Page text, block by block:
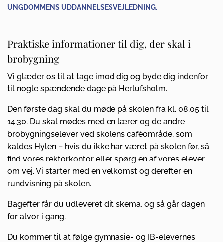
UNGDOMMENS UDDANNELSESVEJLEDNING.
Praktiske informationer til dig, der skal i
brobygning
Vi glæder os til at tage imod dig og byde dig indenfor
til nogle spændende dage på Herlufsholm.
Den første dag skal du møde på skolen fra kl. 08.05 til
14.30. Du skal mødes med en lærer og de andre
brobygningselever ved skolens caféområde, som
kaldes Hylen – hvis du ikke har været på skolen før, så
find vores rektorkontor eller spørg en af vores elever
om vej. Vi starter med en velkomst og derefter en
rundvisning på skolen.
Bagefter får du udleveret dit skema, og så går dagen
for alvor i gang.
Du kommer til at følge gymnasie- og IB-elevernes